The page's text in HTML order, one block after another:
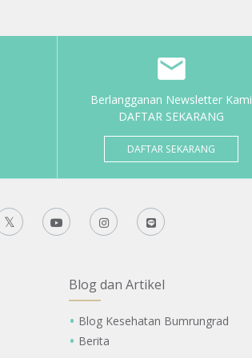
Berlangganan Newsletter Kami
DAFTAR SEKARANG
DAFTAR SEKARANG
Blog dan Artikel
Blog Kesehatan Bumrungrad
Berita